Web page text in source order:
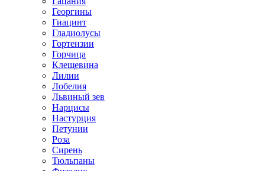
Георгины
Гиацинт
Гладиолусы
Гортензии
Горчица
Клещевина
Лилии
Лобелия
Львиный зев
Нарцисы
Настурция
Петунии
Роза
Сирень
Тюльпаны